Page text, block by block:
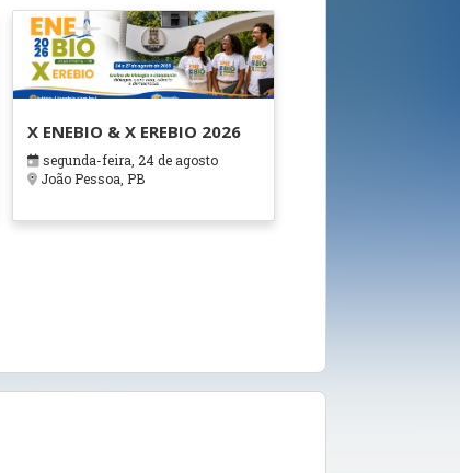
X ENEBIO & X EREBIO 2026
segunda-feira, 24 de agosto
João Pessoa, PB